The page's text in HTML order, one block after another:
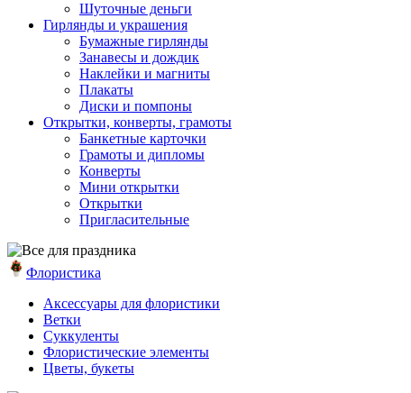
Шуточные деньги
Гирлянды и украшения
Бумажные гирлянды
Занавесы и дождик
Наклейки и магниты
Плакаты
Диски и помпоны
Открытки, конверты, грамоты
Банкетные карточки
Грамоты и дипломы
Конверты
Мини открытки
Открытки
Пригласительные
Флористика
Аксессуары для флористики
Ветки
Суккуленты
Флористические элементы
Цветы, букеты